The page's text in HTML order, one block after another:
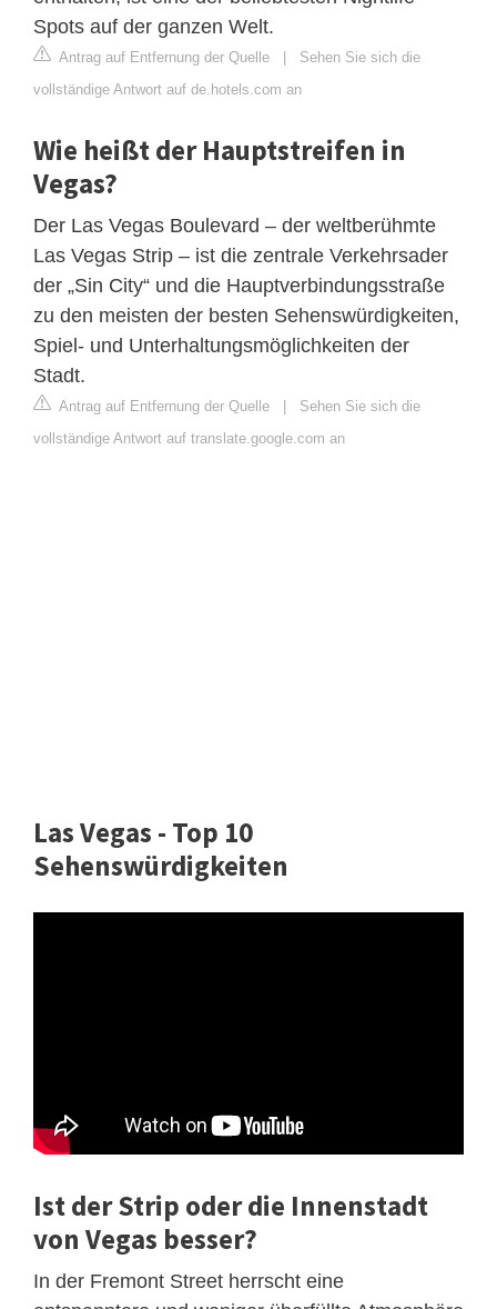
Spots auf der ganzen Welt.
Antrag auf Entfernung der Quelle
Sehen Sie sich die
vollständige Antwort auf de.hotels.com an
Wie heißt der Hauptstreifen in
Vegas?
Der Las Vegas Boulevard – der weltberühmte
Las Vegas Strip – ist die zentrale Verkehrsader
der „Sin City“ und die Hauptverbindungsstraße
zu den meisten der besten Sehenswürdigkeiten,
Spiel- und Unterhaltungsmöglichkeiten der
Stadt.
Antrag auf Entfernung der Quelle
Sehen Sie sich die
vollständige Antwort auf translate.google.com an
Las Vegas - Top 10
Sehenswürdigkeiten
Ist der Strip oder die Innenstadt
von Vegas besser?
In der Fremont Street herrscht eine